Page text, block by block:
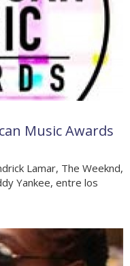
Music Awards
Lamar, The Weeknd,
Yankee, entre los